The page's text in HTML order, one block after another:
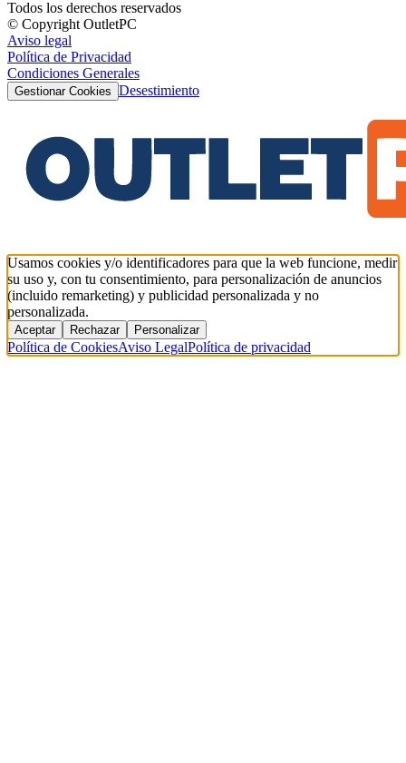
Todos los derechos reservados
© Copyright OutletPC
Aviso legal
Política de Privacidad
Condiciones Generales
Gestionar Cookies Desestimiento
Usamos cookies y/o identificadores para que la web funcione, medir
su uso y, con tu consentimiento, para personalización de anuncios
(incluido remarketing) y publicidad personalizada y no
personalizada.
Aceptar Rechazar Personalizar
Política de CookiesAviso LegalPolítica de privacidad